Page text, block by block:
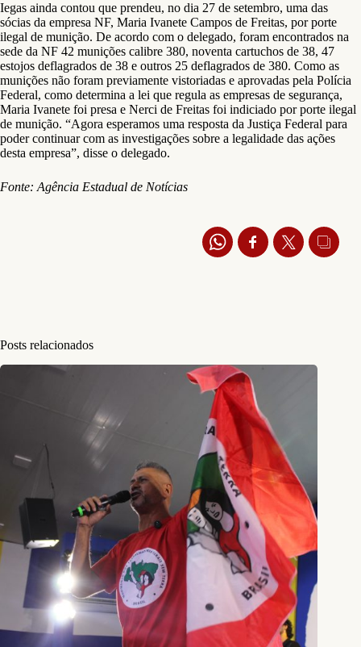
Iegas ainda contou que prendeu, no dia 27 de setembro, uma das
sócias da empresa NF, Maria Ivanete Campos de Freitas, por porte
ilegal de munição. De acordo com o delegado, foram encontrados na
sede da NF 42 munições calibre 380, noventa cartuchos de 38, 47
estojos deflagrados de 38 e outros 25 deflagrados de 380. Como as
munições não foram previamente vistoriadas e aprovadas pela Polícia
Federal, como determina a lei que regula as empresas de segurança,
Maria Ivanete foi presa e Nerci de Freitas foi indiciado por porte ilegal
de munição. “Agora esperamos uma resposta da Justiça Federal para
poder continuar com as investigações sobre a legalidade das ações
desta empresa”, disse o delegado.
Fonte: Agência Estadual de Notícias
Posts relacionados